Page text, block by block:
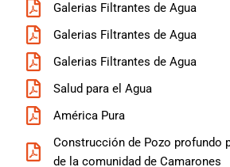
Galerias Filtrantes de Agua
Galerias Filtrantes de Agua
Galerias Filtrantes de Agua
Salud para el Agua
América Pura
Construcción de Pozo profundo
de la comunidad de Camarones